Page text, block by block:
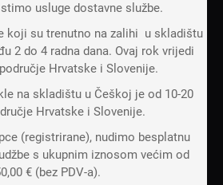
usluge dostavne službe.
koji su trenutno na zalihi u skladištu
2 do 4 radna dana. Ovaj rok vrijedi
Hrvatske i Slovenije.
na skladištu u Češkoj je od 10-20
Hrvatske i Slovenije.
(registrirane), nudimo besplatnu
s ukupnim iznosom većim od
€ (bez PDV-a).